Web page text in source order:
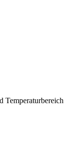
Temperaturbereich